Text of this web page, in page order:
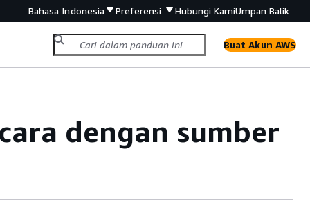
Bahasa Indonesia Preferensi Hubungi KamiUmpan Balik
Buat Akun AWS
dengan sumber